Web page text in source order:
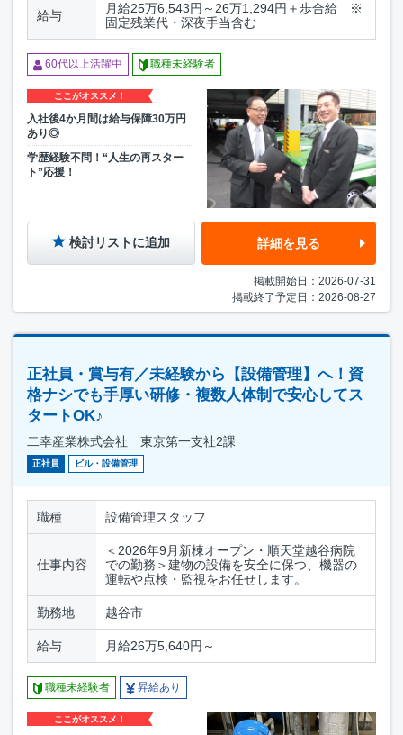
給与
月給25万6,543円～26万1,294円＋歩合給 ※
固定残業代・深夜手当含む
60代以上活躍中 職種未経験者
ここがオススメ！
入社後4か月間は給与保障30万円
あり◎
学歴経験不問！“人生の再スター
ト”応援！
検討リストに追加 詳細を見る
掲載開始日：2026-07-31
掲載終了予定日：2026-08-27
正社員・賞与有／未経験から【設備管理】へ！資
格ナシでも手厚い研修・複数人体制で安心してス
タートOK♪
二幸産業株式会社 東京第一支社2課
正社員 ビル・設備管理
職種 設備管理スタッフ
仕事内容
＜2026年9月新棟オープン・順天堂越谷病院
での勤務＞建物の設備を安全に保つ、機器の
運転や点検・監視をお任せします。
勤務地 越谷市
給与 月給26万5,640円～
職種未経験者 昇給あり
ここがオススメ！